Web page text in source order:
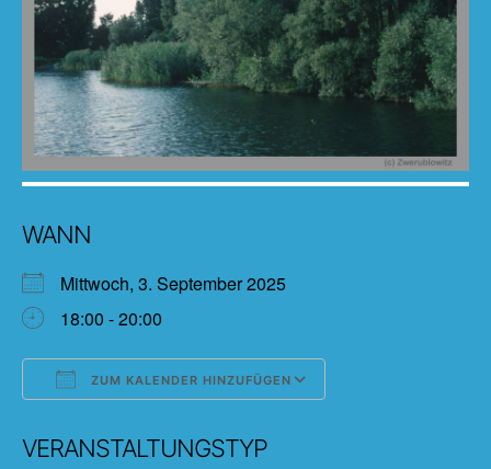
WANN
Mittwoch, 3. September 2025
18:00 - 20:00
ZUM KALENDER HINZUFÜGEN
VERANSTALTUNGSTYP